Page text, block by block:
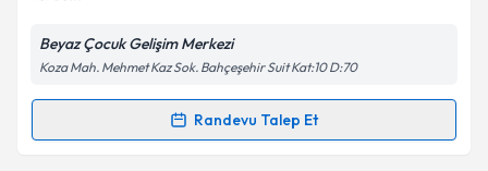
Beyaz Çocuk Gelişim Merkezi
Koza Mah. Mehmet Kaz Sok. Bahçeşehir Suit Kat:10 D:70
Randevu Talep Et
Randevu Takvimi Talebi